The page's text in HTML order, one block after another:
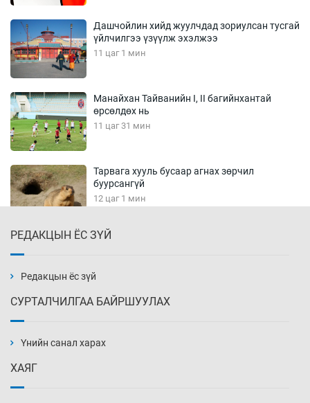
Дашчойлин хийд жуулчдад зориулсан тусгай
үйлчилгээ үзүүлж эхэлжээ
11 цаг 1 мин
Манайхан Тайванийн I, II багийнхантай
өрсөлдөх нь
11 цаг 31 мин
Тарвага хууль бусаар агнах зөрчил
буурсангүй
12 цаг 1 мин
12 цаг 31 мин
13 цаг 1 мин
РЕДАКЦЫН ЁС ЗҮЙ
Редакцын ёс зүй
СУРТАЛЧИЛГАА БАЙРШУУЛАХ
Үнийн санал харах
ХАЯГ